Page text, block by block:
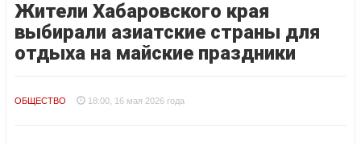
Жители Хабаровского края
выбирали азиатские страны для
отдыха на майские праздники
ОБЩЕСТВО 18:00, 16 мая 2026 года